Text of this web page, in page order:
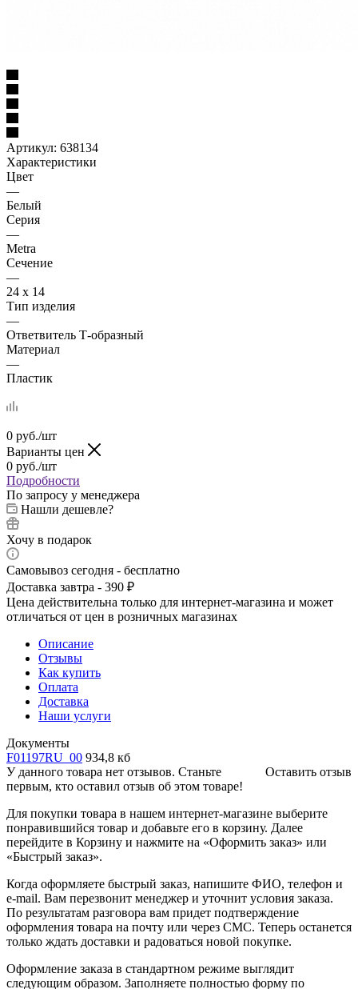
Артикул: 638134
Характеристики
Цвет
—
Белый
Серия
—
Metra
Сечение
—
24 х 14
Тип изделия
—
Ответвитель Т-образный
Материал
—
Пластик
0 руб./шт
Варианты цен
0 руб./шт
Подробности
По запросу у менеджера
Нашли дешевле?
Хочу в подарок
Самовывоз сегодня - бесплатно
Доставка завтра - 390 ₽
Цена действительна только для интернет-магазина и может
отличаться от цен в розничных магазинах
Описание
Отзывы
Как купить
Оплата
Доставка
Наши услуги
Документы
F01197RU_00 934,8 кб
Оставить отзыв
У данного товара нет отзывов. Станьте
первым, кто оставил отзыв об этом товаре!
Для покупки товара в нашем интернет-магазине выберите
понравившийся товар и добавьте его в корзину. Далее
перейдите в Корзину и нажмите на «Оформить заказ» или
«Быстрый заказ».
Когда оформляете быстрый заказ, напишите ФИО, телефон и
e-mail. Вам перезвонит менеджер и уточнит условия заказа.
По результатам разговора вам придет подтверждение
оформления товара на почту или через СМС. Теперь останется
только ждать доставки и радоваться новой покупке.
Оформление заказа в стандартном режиме выглядит
следующим образом. Заполняете полностью форму по